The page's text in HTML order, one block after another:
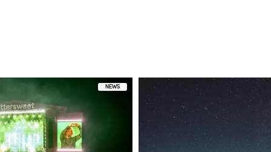
NEWS